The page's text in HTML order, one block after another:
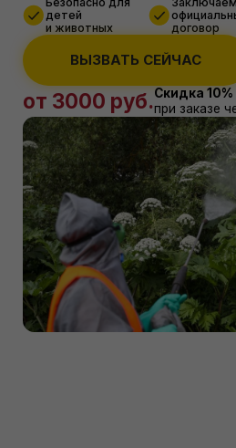
от 3000 руб.Скидка 10%
при заказе через сайт